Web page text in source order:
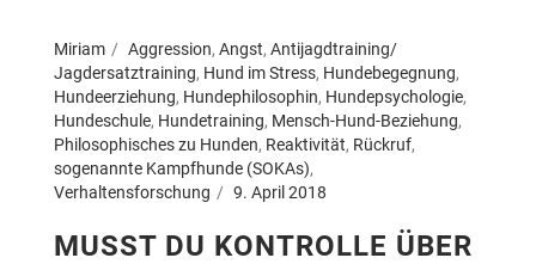
Miriam Aggression, Angst, Antijagdtraining/
Jagdersatztraining, Hund im Stress, Hundebegegnung,
Hundeerziehung, Hundephilosophin, Hundepsychologie,
Hundeschule, Hundetraining, Mensch-Hund-Beziehung,
Philosophisches zu Hunden, Reaktivität, Rückruf,
sogenannte Kampfhunde (SOKAs),
Verhaltensforschung
9. April 2018
MUSST DU KONTROLLE ÜBER